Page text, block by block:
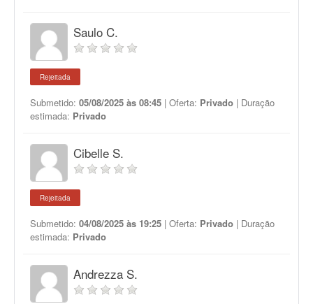
Saulo C.
Rejeitada
Submetido: 05/08/2025 às 08:45 | Oferta: Privado | Duração
estimada: Privado
Cibelle S.
Rejeitada
Submetido: 04/08/2025 às 19:25 | Oferta: Privado | Duração
estimada: Privado
Andrezza S.